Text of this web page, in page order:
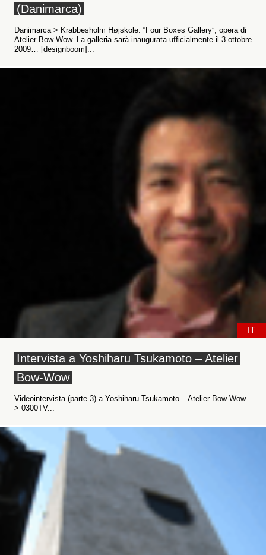
(Danimarca)
Danimarca > Krabbesholm Højskole: “Four Boxes Gallery”, opera di
Atelier Bow-Wow. La galleria sarà inaugurata ufficialmente il 3 ottobre
2009… [designboom]...
IT
Intervista a Yoshiharu Tsukamoto – Atelier
Bow-Wow
Videointervista (parte 3) a Yoshiharu Tsukamoto – Atelier Bow-Wow
> 0300TV...